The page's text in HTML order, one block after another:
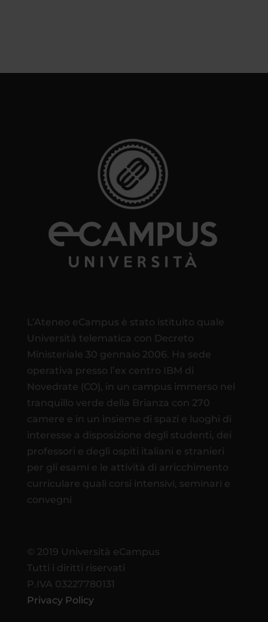
L’Ateneo eCampus è stato istituito quale
Università telematica con Decreto
Ministeriale 30 gennaio 2006. Ha sede
operativa presso l’ex centro IBM di
Novedrate (CO), in un campus immerso nel
tranquillo verde della Brianza con 270
camere e in un insieme di spazi e luoghi di
interesse a disposizione degli studenti, dei
professori e degli ospiti italiani e stranieri
per gli esami e le attività di arricchimento
curriculare quali corsi intensivi, seminari e
convegni
© 2019 Università eCampus
Tutti i diritti riservati
P.IVA 03227780131
Privacy Policy